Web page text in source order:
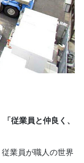
「従業員と仲良く、
業員が職人の世界